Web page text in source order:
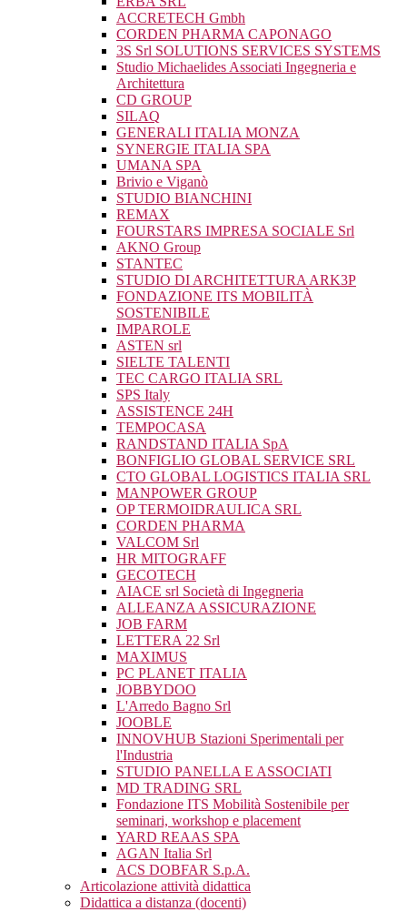
ACCRETECH Gmbh
CORDEN PHARMA CAPONAGO
3S Srl SOLUTIONS SERVICES SYSTEMS
Studio Michaelides Associati Ingegneria e
Architettura
CD GROUP
SILAQ
GENERALI ITALIA MONZA
SYNERGIE ITALIA SPA
UMANA SPA
Brivio e Viganò
STUDIO BIANCHINI
REMAX
FOURSTARS IMPRESA SOCIALE Srl
AKNO Group
STANTEC
STUDIO DI ARCHITETTURA ARK3P
FONDAZIONE ITS MOBILITÀ
SOSTENIBILE
IMPAROLE
ASTEN srl
SIELTE TALENTI
TEC CARGO ITALIA SRL
SPS Italy
ASSISTENCE 24H
TEMPOCASA
RANDSTAND ITALIA SpA
BONFIGLIO GLOBAL SERVICE SRL
CTO GLOBAL LOGISTICS ITALIA SRL
MANPOWER GROUP
OP TERMOIDRAULICA SRL
CORDEN PHARMA
VALCOM Srl
HR MITOGRAFF
GECOTECH
AIACE srl Società di Ingegneria
ALLEANZA ASSICURAZIONE
JOB FARM
LETTERA 22 Srl
MAXIMUS
PC PLANET ITALIA
JOBBYDOO
L'Arredo Bagno Srl
JOOBLE
INNOVHUB Stazioni Sperimentali per
l'Industria
STUDIO PANELLA E ASSOCIATI
MD TRADING SRL
Fondazione ITS Mobilità Sostenibile per
seminari, workshop e placement
YARD REAAS SPA
AGAN Italia Srl
ACS DOBFAR S.p.A.
Articolazione attività didattica
Didattica a distanza (docenti)